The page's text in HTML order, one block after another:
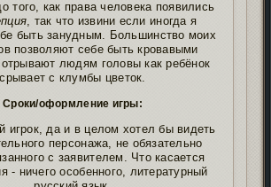
того, как права человека появились
, так что извини если иногда я
быть занудным. Большинство моих
позволяют себе быть кровавыми
людям головы как ребёнок
срывает с клумбы цветок.
Сроки/оформление игры:
игрок, да и в целом хотел бы видеть
персонажа, не обязательно
с заявителем. Что касается
- ничего особенного, литературный